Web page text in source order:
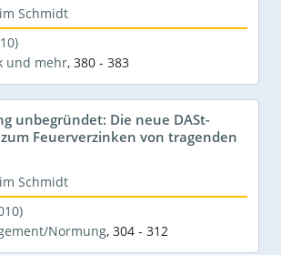
Schmidt
und mehr, 380 - 383
unbegründet: Die neue DASt-
Feuerverzinken von tragenden
Schmidt
Normung, 304 - 312